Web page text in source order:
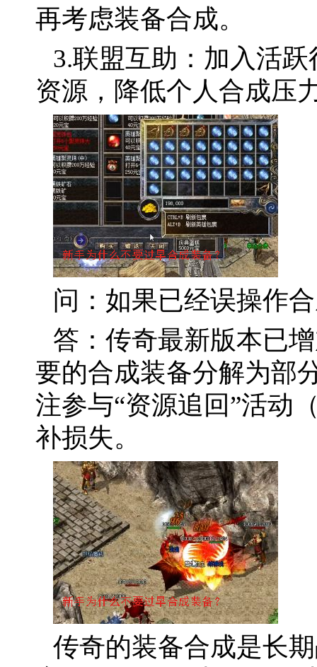
再考虑装备合成。
3.联盟互助：加入活
资源，降低个人合成压
问：如果已经误操作
答：传奇最新版本已
要的合成装备分解为部
注参与“资源追回”活动
补损失。
传奇的装备合成是长